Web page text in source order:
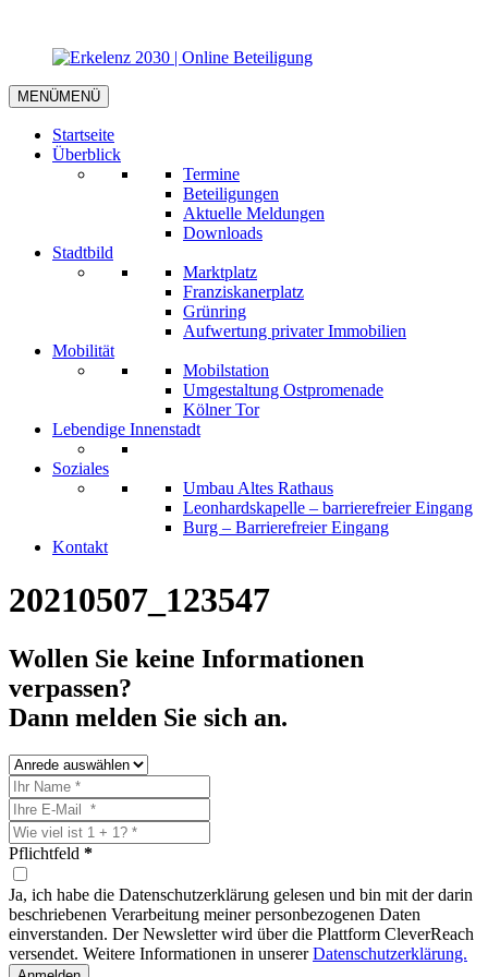
MENÜMENÜ
Startseite
Überblick
Termine
Beteiligungen
Aktuelle Meldungen
Downloads
Stadtbild
Marktplatz
Franziskanerplatz
Grünring
Aufwertung privater Immobilien
Mobilität
Mobilstation
Umgestaltung Ostpromenade
Kölner Tor
Lebendige Innenstadt
Soziales
Umbau Altes Rathaus
Leonhardskapelle – barrierefreier Eingang
Burg – Barrierefreier Eingang
Kontakt
20210507_123547
Wollen Sie keine Informationen
verpassen?
Dann melden Sie sich an.
Pflichtfeld *
Ja, ich habe die Datenschutzerklärung gelesen und bin mit der darin
beschriebenen Verarbeitung meiner personbezogenen Daten
einverstanden. Der Newsletter wird über die Plattform CleverReach
versendet. Weitere Informationen in unsererDatenschutzerklärung.